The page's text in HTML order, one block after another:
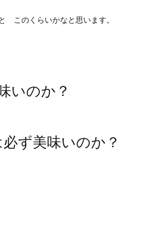
のくらいかなと思います。
いのか？
ず美味いのか？